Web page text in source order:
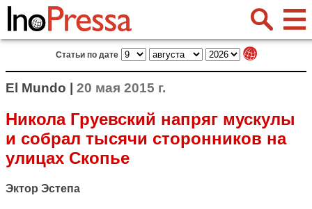
Статьи по дате
El Mundo | 20 мая 2015 г.
Никола Груевский напряг мускулы
и собрал тысячи сторонников на
улицах Скопье
Эктор Эстепа